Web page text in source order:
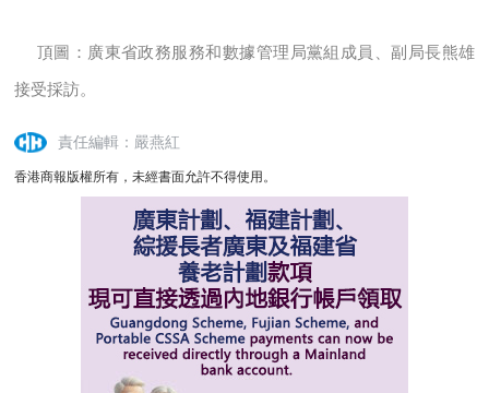
頂圖：廣東省政務服務和數據管理局黨組成員、副局長熊雄
接受採訪。
責任編輯：嚴燕紅
香港商報版權所有，未經書面允許不得使用。